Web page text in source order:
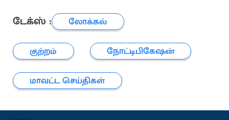
டேக்ஸ் :
லோக்கல்
குற்றம்
நோட்டிபிகேஷன்
மாவட்ட செய்திகள்